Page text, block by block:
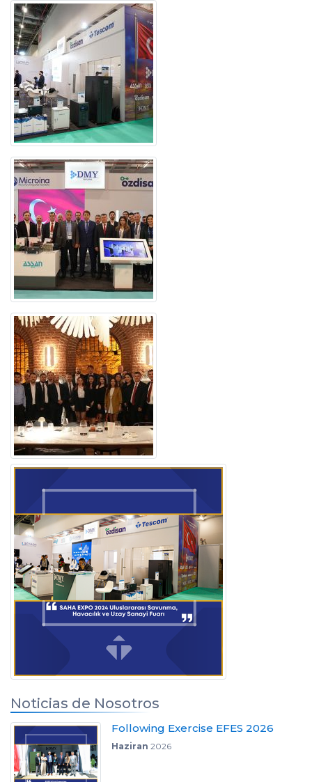
Noticias de Nosotros
Following Exercise EFES 2026
Haziran 2026